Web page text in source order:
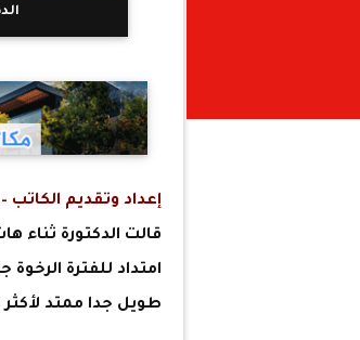
إعداد وتقديم
قالت الدكتورة ثناء
امتداد للفترة
طويل جدا ممتد لأكثر من 100 عام، وبالتالي هي ليست مرحلة واحدة ولكن مرت